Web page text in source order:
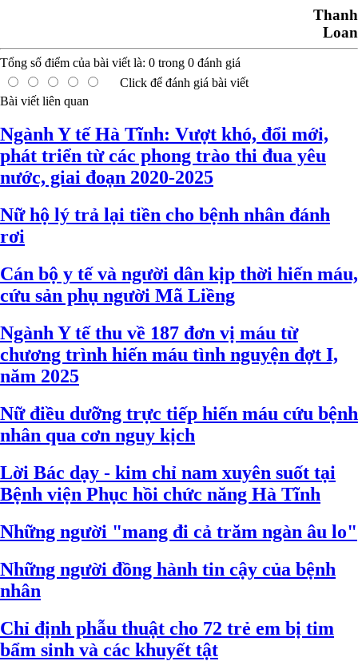
Thanh
Loan
Tổng số điểm của bài viết là: 0 trong 0 đánh giá
Click để đánh giá bài viết
Bài viết liên quan
Ngành Y tế Hà Tĩnh: Vượt khó, đổi mới,
phát triển từ các phong trào thi đua yêu
nước, giai đoạn 2020-2025
Nữ hộ lý trả lại tiền cho bệnh nhân đánh
rơi
Cán bộ y tế và người dân kịp thời hiến máu,
cứu sản phụ người Mã Liềng
Ngành Y tế thu về 187 đơn vị máu từ
chương trình hiến máu tình nguyện đợt I,
năm 2025
Nữ điều dưỡng trực tiếp hiến máu cứu bệnh
nhân qua cơn nguy kịch
Lời Bác dạy - kim chỉ nam xuyên suốt tại
Bệnh viện Phục hồi chức năng Hà Tĩnh
Những người "mang đi cả trăm ngàn âu lo"
Những người đồng hành tin cậy của bệnh
nhân
Chỉ định phẫu thuật cho 72 trẻ em bị tim
bẩm sinh và các khuyết tật